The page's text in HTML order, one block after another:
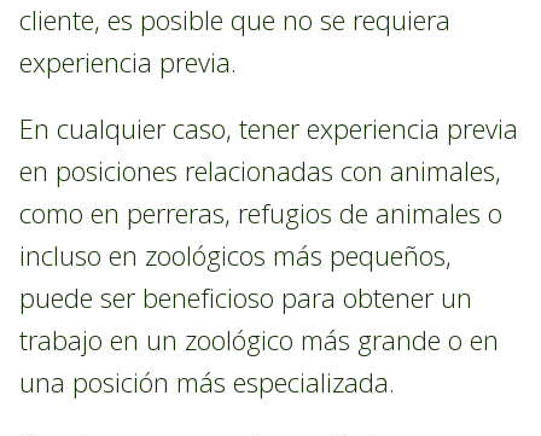
cliente, es posible que no se requiera
experiencia previa.
En cualquier caso, tener experiencia previa
en posiciones relacionadas con animales,
como en perreras, refugios de animales o
incluso en zoológicos más pequeños,
puede ser beneficioso para obtener un
trabajo en un zoológico más grande o en
una posición más especializada.